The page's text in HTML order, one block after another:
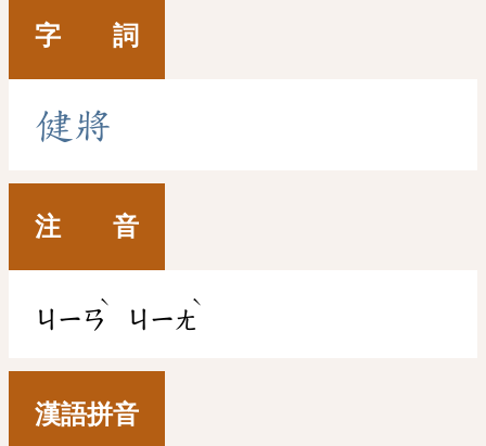
字 詞
健將
注 音
ㄐㄧㄢ
ˋ
ㄐㄧㄤ
ˋ
漢語拼音